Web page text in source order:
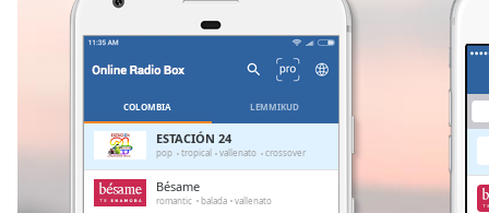
Remaining
COLOMBIA LEMMIKUD
ESTACIÓN 24
pop tropical vallenato crossover
Bésame
romantic balada vallenato